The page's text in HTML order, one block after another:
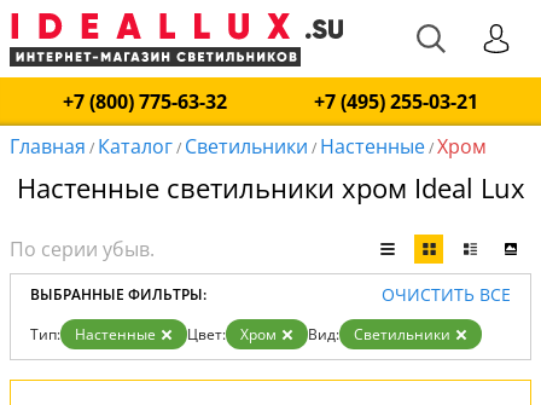
+7 (800) 775-63-32
+7 (495) 255-03-21
Главная / Каталог/ Светильники / Настенные/Хром
Настенные светильники хром Ideal Lux
ВЫБРАННЫЕ ФИЛЬТРЫ: ОЧИСТИТЬ ВСЕ
Тип: Настенные Цвет: Хром Вид: Светильники